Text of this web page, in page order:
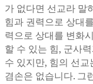
가 없다면 선교라 말
힘과 권력으로 상대
력으로 상대를 변화
할 수 있는 힘, 군사
수 있지만, 힘의 선
겸손은 없습니다. 그